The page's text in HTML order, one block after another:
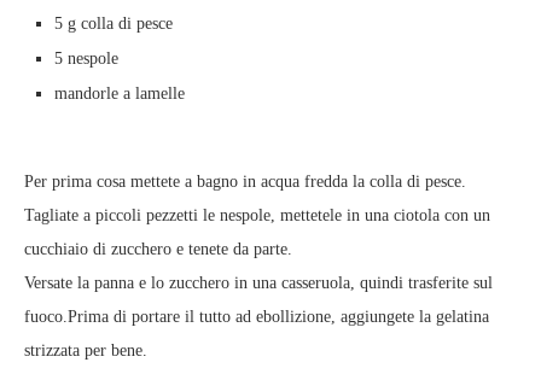
5 g colla di pesce
5 nespole
mandorle a lamelle
Per prima cosa mettete a bagno in acqua fredda la colla di pesce.
Tagliate a piccoli pezzetti le nespole, mettetele in una ciotola con un
cucchiaio di zucchero e tenete da parte.
Versate la panna e lo zucchero in una casseruola, quindi trasferite sul
fuoco.Prima di portare il tutto ad ebollizione, aggiungete la gelatina
strizzata per bene.